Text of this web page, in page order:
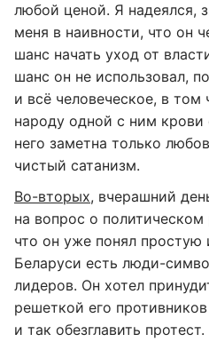
любой ценой. Я надеялся,
меня в наивности, что он
шанс начать уход от
шанс он не использовал,
и всё человеческое, в том
народу одной с ним крови
него заметна только
чистый сатанизм.
Во-вторых, вчерашний
на вопрос о
что он уже понял простую
Беларуси есть люди-
лидеров. Он хотел
решеткой его
и так обезглавить